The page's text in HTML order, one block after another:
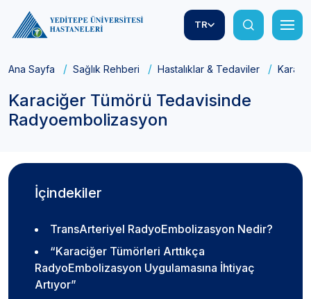
TR
Ana Sayfa Sağlık Rehberi Hastalıklar & Tedaviler
Karaciğer Tümörü Tedavisinde
Radyoembolizasyon
İçindekiler
TransArteriyel RadyoEmbolizasyon Nedir?
“Karaciğer Tümörleri Arttıkça
RadyoEmbolizasyon Uygulamasına İhtiyaç
Artıyor”